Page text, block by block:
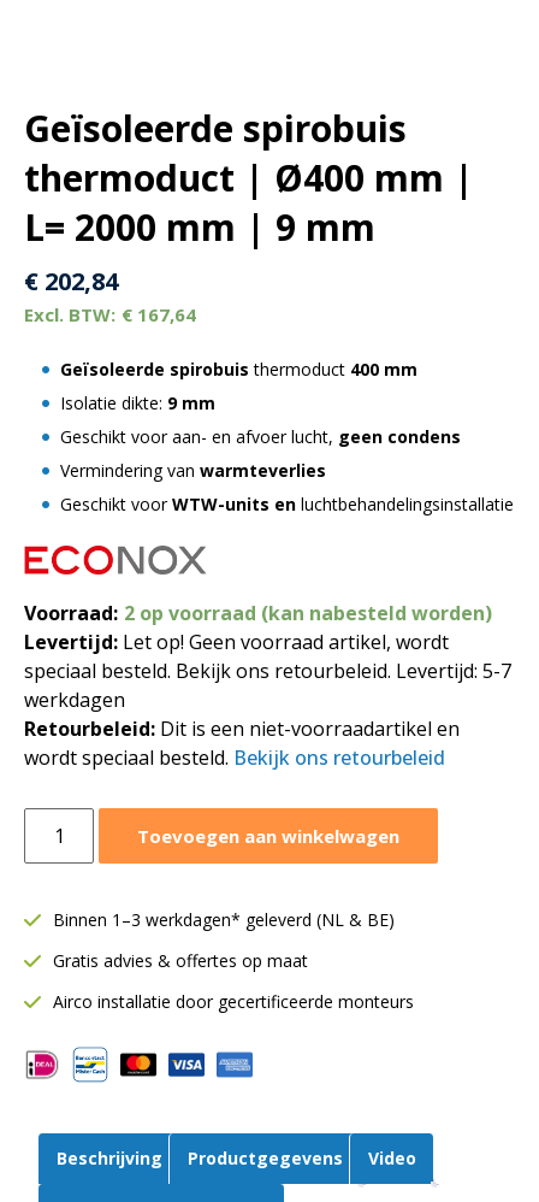
Geïsoleerde spirobuis
thermoduct | Ø400 mm |
L= 2000 mm | 9 mm
€ 202,84
€ 167,64
Geïsoleerde spirobuis thermoduct 400 mm
Isolatie dikte: 9 mm
Geschikt voor aan- en afvoer lucht, geen condens
Vermindering van warmteverlies
Geschikt voorWTW-units en luchtbehandelingsinstallatie
Voorraad: 2 op voorraad (kan nabesteld worden)
Levertijd: Let op! Geen voorraad artikel, wordt
speciaal besteld. Bekijk ons retourbeleid. Levertijd: 5-7
werkdagen
Retourbeleid: Dit is een niet-voorraadartikel en
wordt speciaal besteld. Bekijk ons retourbeleid
spirobuis
mm
|
2000
mm
Toevoegen aan winkelwagen
Binnen 1–3 werkdagen* geleverd (NL & BE)
Gratis advies & offertes op maat
Airco installatie door gecertificeerde monteurs
Beschrijving Productgegevens Video